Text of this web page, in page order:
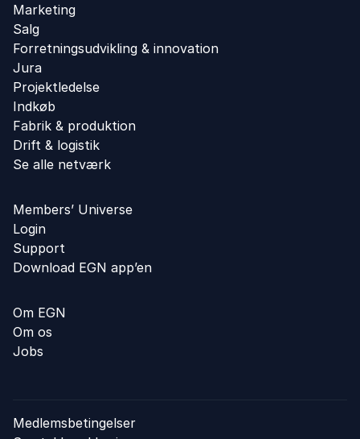
Marketing
Salg
Forretningsudvikling ​& innovation​
Jura
Projektledelse
Indkøb
Fabrik & produktion
Drift & logistik
Se alle netværk
Members’ Universe
Login
Support
Download EGN app’en
Om EGN
Om os
Jobs
Medlemsbetingelser